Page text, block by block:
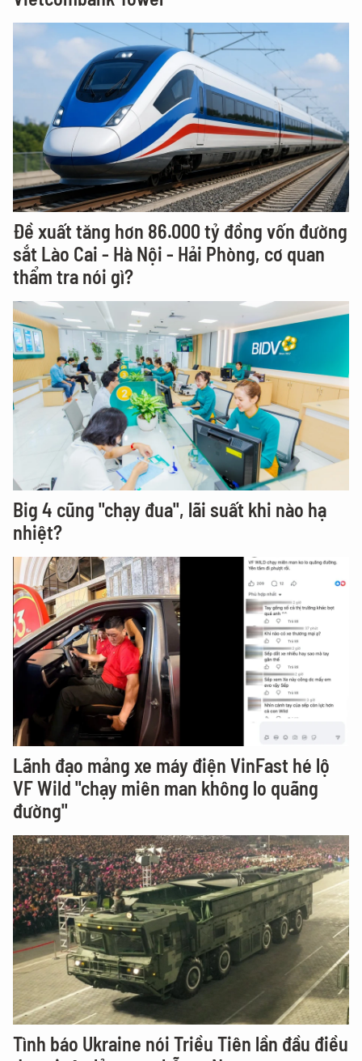
Đề xuất tăng hơn 86.000 tỷ đồng vốn đường
sắt Lào Cai - Hà Nội - Hải Phòng, cơ quan
thẩm tra nói gì?
Big 4 cũng "chạy đua", lãi suất khi nào hạ
nhiệt?
Lãnh đạo mảng xe máy điện VinFast hé lộ
VF Wild "chạy miên man không lo quãng
đường"
Tình báo Ukraine nói Triều Tiên lần đầu điều